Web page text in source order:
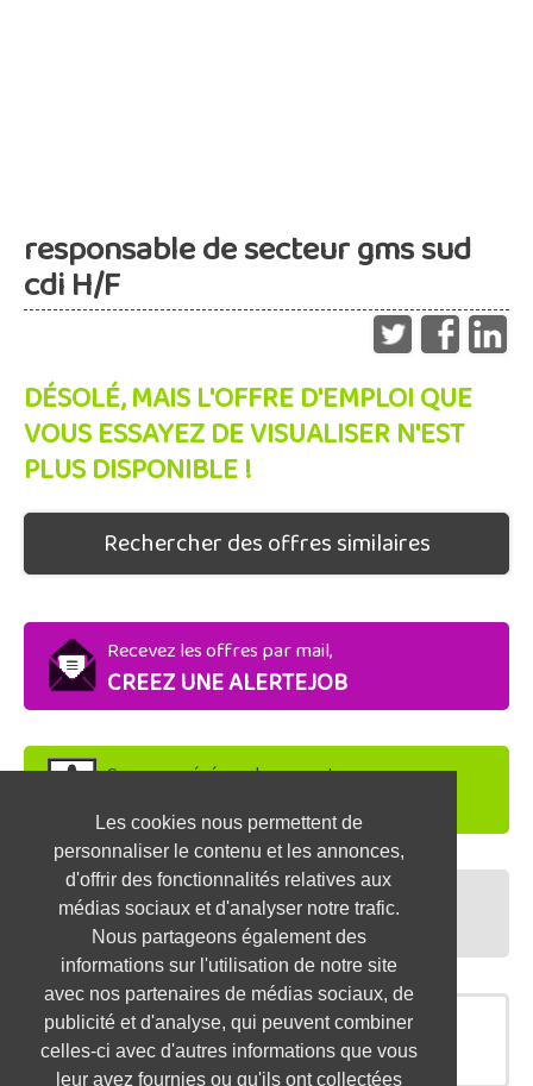
Les cookies nous permettent de
personnaliser le contenu et les annonces,
d'offrir des fonctionnalités relatives aux
médias sociaux et d'analyser notre trafic.
Nous partageons également des
informations sur l'utilisation de notre site
avec nos partenaires de médias sociaux, de
publicité et d'analyse, qui peuvent combiner
celles-ci avec d'autres informations que vous
leur avez fournies ou qu'ils ont collectées
responsable de secteur gms sud
cdi H/F
DÉSOLÉ, MAIS L'OFFRE D'EMPLOI QUE
VOUS ESSAYEZ DE VISUALISER N'EST
PLUS DISPONIBLE !
Rechercher des offres similaires
Recevez les offres par mail,
CREEZ UNE ALERTEJOB
Soyez repéré par les recruteurs,
DEPOSEZ VOTRE CV
Préparez vos entretiens,
TESTEZ-VOUS
OFFRES SIMILAIRES